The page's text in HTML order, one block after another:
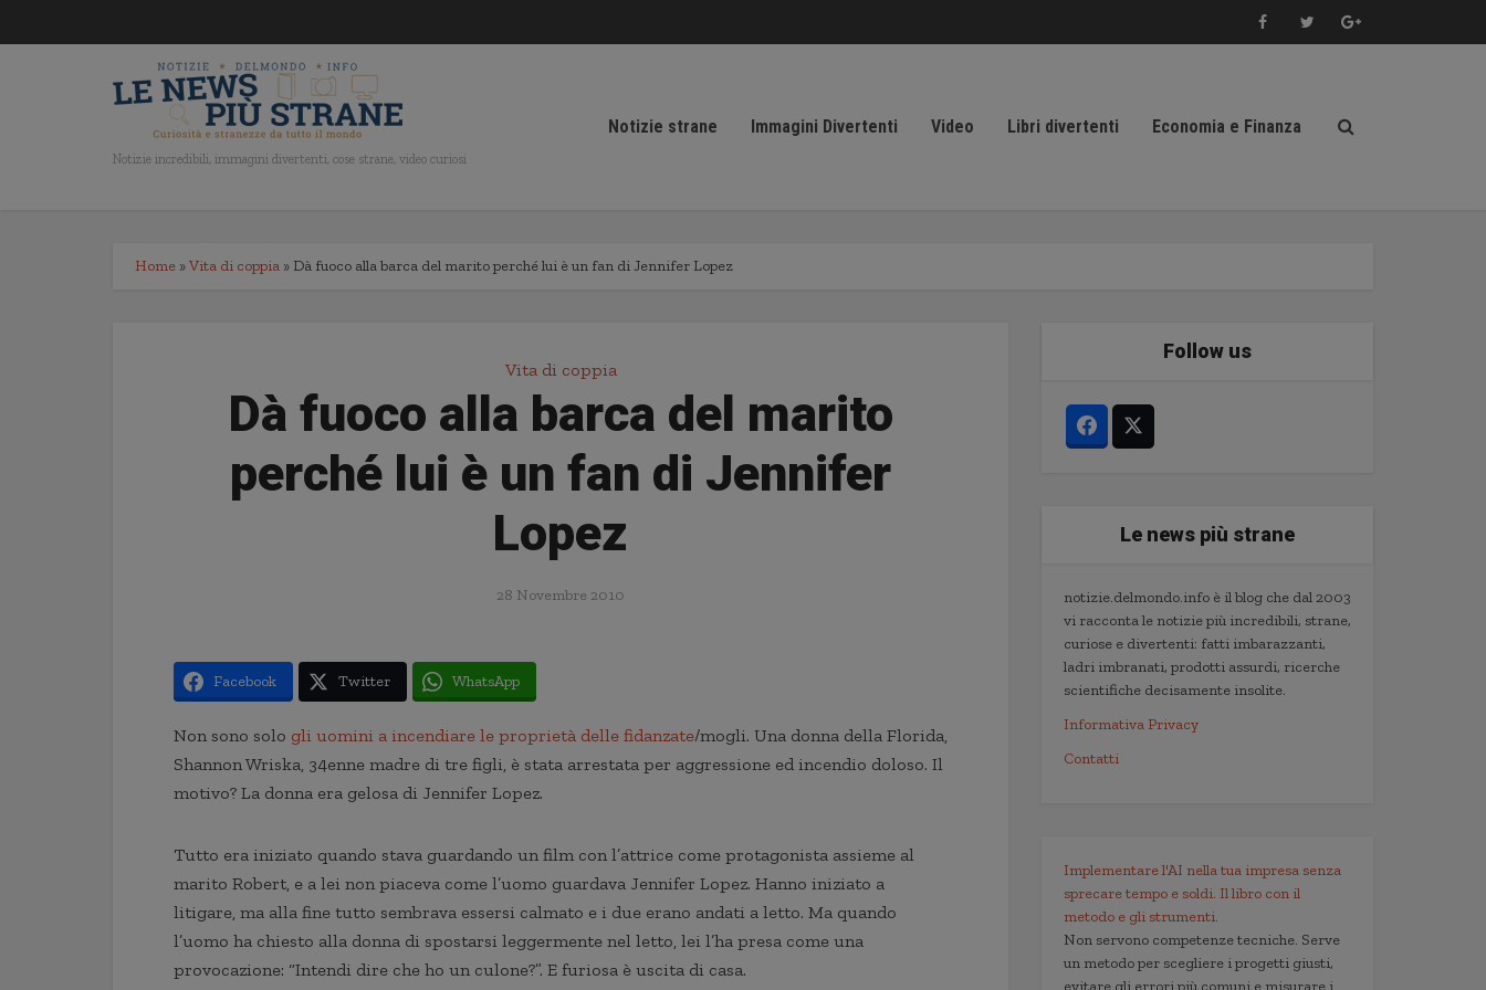
Notizie incredibili, immagini divertenti, cose strane, video curiosi
Notizie strane Immagini Divertenti Video Libri divertenti Economia e Finanza
Home »Vita di coppia » Dà fuoco alla barca del marito perché lui è un fan di Jennifer Lopez
Vita di coppia
Dà fuoco alla barca del marito
perché lui è un fan di Jennifer
Lopez
28 Novembre 2010
Facebook Twitter WhatsApp
Non sono solo gli uomini a incendiare le proprietà delle fidanzate/mogli. Una donna della Florida,
Shannon Wriska, 34enne madre di tre figli, è stata arrestata per aggressione ed incendio doloso. Il
motivo? La donna era gelosa di Jennifer Lopez.
Tutto era iniziato quando stava guardando un film con l’attrice come protagonista assieme al
marito Robert, e a lei non piaceva come l’uomo guardava Jennifer Lopez. Hanno iniziato a
litigare, ma alla fine tutto sembrava essersi calmato e i due erano andati a letto. Ma quando
l’uomo ha chiesto alla donna di spostarsi leggermente nel letto, lei l’ha presa come una
provocazione: “Intendi dire che ho un culone?”. E furiosa è uscita di casa.
Follow us
Le news più strane
notizie.delmondo.info è il blog che dal 2003
vi racconta le notizie più incredibili, strane,
curiose e divertenti: fatti imbarazzanti,
ladri imbranati, prodotti assurdi, ricerche
scientifiche decisamente insolite.
Informativa Privacy
Contatti
Implementare l'AI nella tua impresa senza
sprecare tempo e soldi. Il libro con il
metodo e gli strumenti.
Non servono competenze tecniche. Serve
un metodo per scegliere i progetti giusti,
evitare gli errori più comuni e misurare i